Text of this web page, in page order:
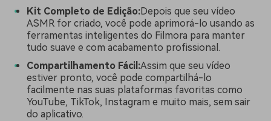
Kit Completo de Edição:Depois que seu vídeo
ASMR for criado, você pode aprimorá-lo usando as
ferramentas inteligentes do Filmora para manter
tudo suave e com acabamento profissional.
Compartilhamento Fácil:Assim que seu vídeo
estiver pronto, você pode compartilhá-lo
facilmente nas suas plataformas favoritas como
YouTube, TikTok, Instagram e muito mais, sem sair
do aplicativo.